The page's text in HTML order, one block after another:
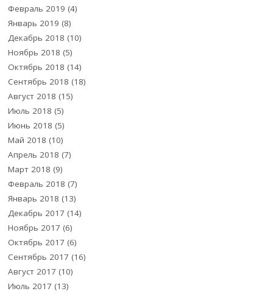
Февраль 2019 (4)
Январь 2019 (8)
Декабрь 2018 (10)
Ноябрь 2018 (5)
Октябрь 2018 (14)
Сентябрь 2018 (18)
Август 2018 (15)
Июль 2018 (5)
Июнь 2018 (5)
Май 2018 (10)
Апрель 2018 (7)
Март 2018 (9)
Февраль 2018 (7)
Январь 2018 (13)
Декабрь 2017 (14)
Ноябрь 2017 (6)
Октябрь 2017 (6)
Сентябрь 2017 (16)
Август 2017 (10)
Июль 2017 (13)